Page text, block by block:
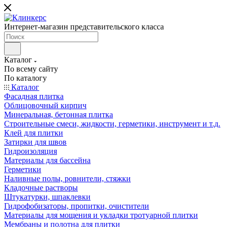
Интернет-магазин представительского класса
Каталог
По всему сайту
По каталогу
Каталог
Фасадная плитка
Облицовочный кирпич
Минеральная, бетонная плитка
Строительные смеси, жидкости, герметики, инструмент и т.д.
Клей для плитки
Затирки для швов
Гидроизоляция
Материалы для бассейна
Герметики
Наливные полы, ровнители, стяжки
Кладочные растворы
Штукатурки, шпаклевки
Гидрофобизаторы, пропитки, очистители
Материалы для мощения и укладки тротуарной плитки
Мембраны и полотна для плитки